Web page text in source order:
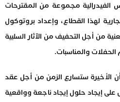
مجموعة من المقترحات
لهذا القطاع، وإعداد بروتوكول
من أجل التحفيف من الآثار السلبية
الحفلات والمناسبات.
الأخيرة ستسارع الزمن من أجل عقد
إيجاد حلول إيجاد ناجعة وواقعية